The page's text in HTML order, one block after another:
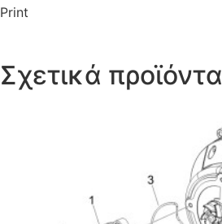
Print
Σχετικά προϊόντα